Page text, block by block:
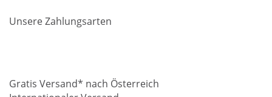
Unsere Zahlungsarten
Gratis Versand* nach Österreich